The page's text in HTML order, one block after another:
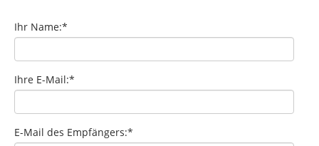
Ihr Name:*
Ihre E-Mail:*
E-Mail des Empfängers:*